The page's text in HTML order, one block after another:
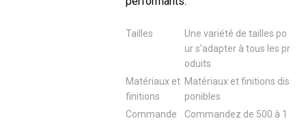
Tailles
Une variété de tailles po
ur s'adapter à tous les pr
oduits
Matériaux et
finitions
Matériaux et finitions dis
ponibles
Commande
Commandez de 500 à 1